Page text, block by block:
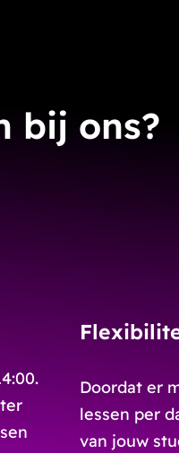
bij ons?
Doordat er
lessen per
van jouw